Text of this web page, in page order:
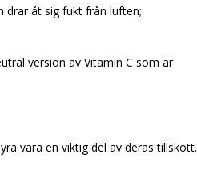
drar åt sig fukt från luften;
version av Vitamin C som är
vara en viktig del av deras tillskott.